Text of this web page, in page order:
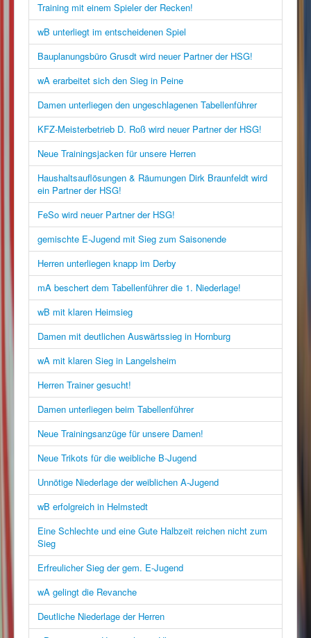
Training mit einem Spieler der Recken!
wB unterliegt im entscheidenen Spiel
Bauplanungsbüro Grusdt wird neuer Partner der HSG!
wA erarbeitet sich den Sieg in Peine
Damen unterliegen den ungeschlagenen Tabellenführer
KFZ-Meisterbetrieb D. Roß wird neuer Partner der HSG!
Neue Trainingsjacken für unsere Herren
Haushaltsauflösungen & Räumungen Dirk Braunfeldt wird
ein Partner der HSG!
FeSo wird neuer Partner der HSG!
gemischte E-Jugend mit Sieg zum Saisonende
Herren unterliegen knapp im Derby
mA beschert dem Tabellenführer die 1. Niederlage!
wB mit klaren Heimsieg
Damen mit deutlichen Auswärtssieg in Hornburg
wA mit klaren Sieg in Langelsheim
Herren Trainer gesucht!
Damen unterliegen beim Tabellenführer
Neue Trainingsanzüge für unsere Damen!
Neue Trikots für die weibliche B-Jugend
Unnötige Niederlage der weiblichen A-Jugend
wB erfolgreich in Helmstedt
Eine Schlechte und eine Gute Halbzeit reichen nicht zum
Sieg
Erfreulicher Sieg der gem. E-Jugend
wA gelingt die Revanche
Deutliche Niederlage der Herren